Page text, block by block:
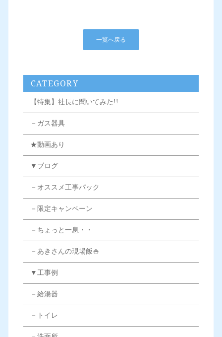
一覧へ戻る
CATEGORY
【特集】社長に聞いてみた!!
－ガス器具
★動画あり
▼ブログ
－オススメ工事パック
－限定キャンペーン
－ちょっと一息・・
－あきさんの現場飯🍚
▼工事例
－給湯器
－トイレ